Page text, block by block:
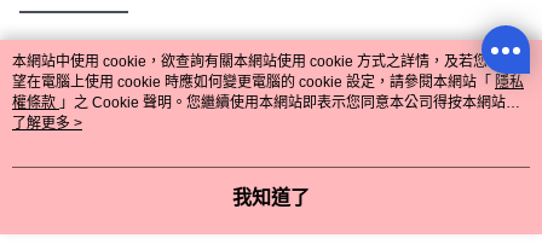
熱門標籤
本網站中使用 cookie，欲查詢有關本網站使用 cookie 方式之詳情，及若您不希
望在電腦上使用 cookie 時應如何變更電腦的 cookie 設定，請參閱本網站「 隱私
權條款 」之 Cookie 聲明。您繼續使用本網站即表示您同意本公司得按本網站使
用條款之 Cookie 聲明使用 cookie。
了解更多 >
我知道了